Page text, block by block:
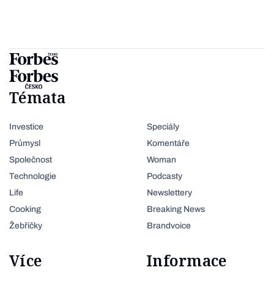
Témata
Investice
Průmysl
Společnost
Technologie
Life
Cooking
Žebříčky
Speciály
Komentáře
Woman
Podcasty
Newslettery
Breaking News
Brandvoice
Více Informace